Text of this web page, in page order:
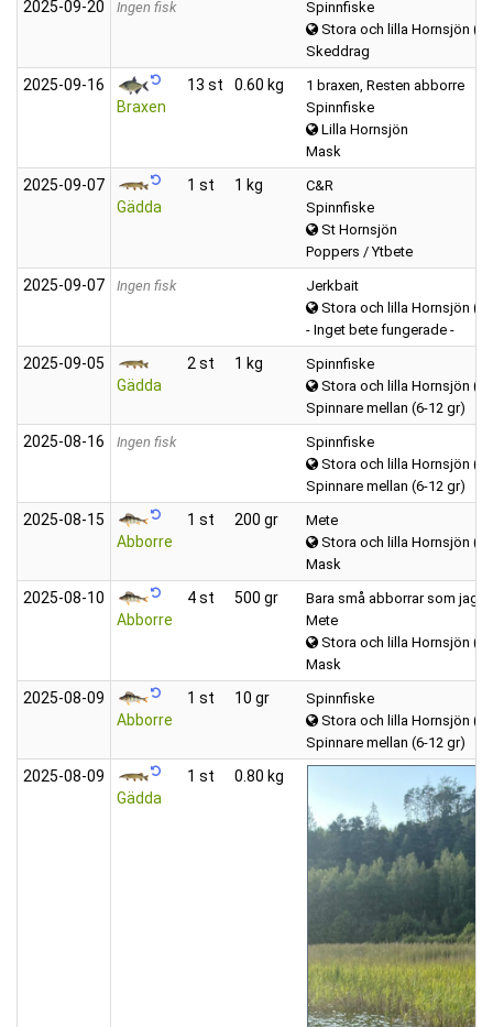
2025‑09‑20 Ingen fisk
Spinnfiske
Stora och lilla Hornsjön
Skeddrag
2025‑09‑16
Braxen
13 st 0.60 kg
1 braxen, Resten abborre
Spinnfiske
Lilla Hornsjön
Mask
2025‑09‑07
Gädda
1 st 1 kg
C&R
Spinnfiske
St Hornsjön
Poppers / Ytbete
2025‑09‑07 Ingen fisk
Jerkbait
Stora och lilla Hornsjön
- Inget bete fungerade -
2025‑09‑05
Gädda
2 st 1 kg
Spinnfiske
Stora och lilla Hornsjön
Spinnare mellan (6-12 gr)
2025‑08‑16 Ingen fisk
Spinnfiske
Stora och lilla Hornsjön
Spinnare mellan (6-12 gr)
2025‑08‑15
Abborre
1 st 200 gr
Mete
Stora och lilla Hornsjön
Mask
2025‑08‑10
Abborre
4 st 500 gr
Bara små abborrar som jag
Mete
Stora och lilla Hornsjön
Mask
2025‑08‑09
Abborre
1 st 10 gr
Spinnfiske
Stora och lilla Hornsjön
Spinnare mellan (6-12 gr)
2025‑08‑09
Gädda
1 st 0.80 kg